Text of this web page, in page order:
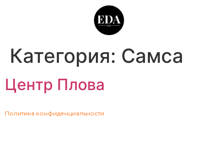
Категория: Самса
Центр Плова
Политика конфиденциальности